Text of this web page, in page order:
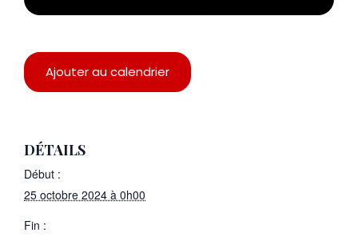
Ajouter au calendrier
DÉTAILS
Début :
25 octobre 2024 à 0h00
Fin :